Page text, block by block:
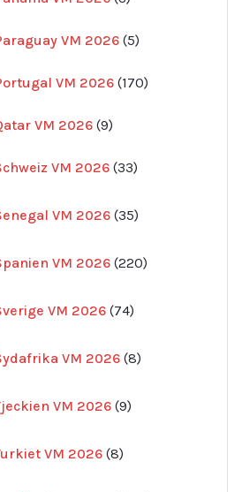
produkter
VM 2026 55
VM 2026 170
produkter
VM 2026 99
VM 2026 33
produkter
VM 2026 35
produkter
VM 2026 220
produkter
VM 2026 74
produkter
VM 2026 8
produkter
VM 2026 9
produkter
VM 2026 8
produkter